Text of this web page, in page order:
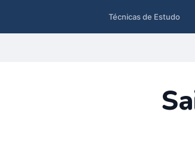
Técnicas de Estudo